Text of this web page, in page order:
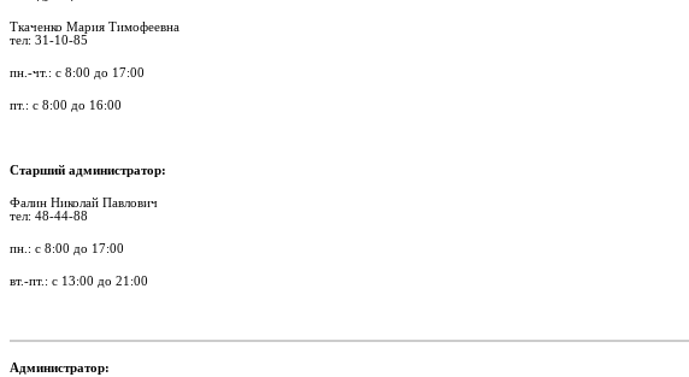
Ткаченко Мария Тимофеевна
тел: 31-10-85
пн.-чт.: с 8:00 до 17:00
пт.: с 8:00 до 16:00
Старший администратор:
Фалин Николай Павлович
тел: 48-44-88
пн.: с 8:00 до 17:00
вт.-пт.: с 13:00 до 21:00
Администратор: